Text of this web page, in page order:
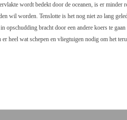
wordt bedekt door de oceanen, is er minder
wil worden. Tenslotte is het nog niet zo lang
opschudding bracht door een andere koers te
heel wat schepen en vliegtuigen nodig om het